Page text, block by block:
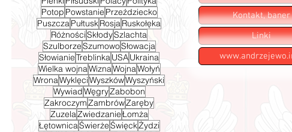
Potop Powstanie Przeździecko
PuszczaPułtuskRosjaRuskołęka
RóżnościSkłodySzlachta
SzulborzeSzumowoSłowacja
SłowianieTreblinkaUSAUkraina
Wielka wojnaWiznaWojnaWołyń
WronaWyklęciWyszkówWyszyński
WywiadWęgryZabobon
ZakroczymZambrówZaręby
ZuzelaZwiedzanieŁomża
ŁętownicaŚwierżeŚwięckŻydzi
Kontakt, baner
Linki